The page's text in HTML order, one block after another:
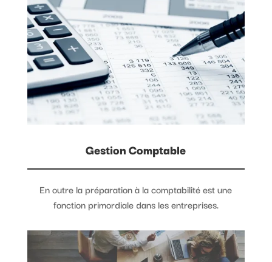
Gestion Comptable
En outre la préparation à la comptabilité est une
fonction primordiale dans les entreprises.